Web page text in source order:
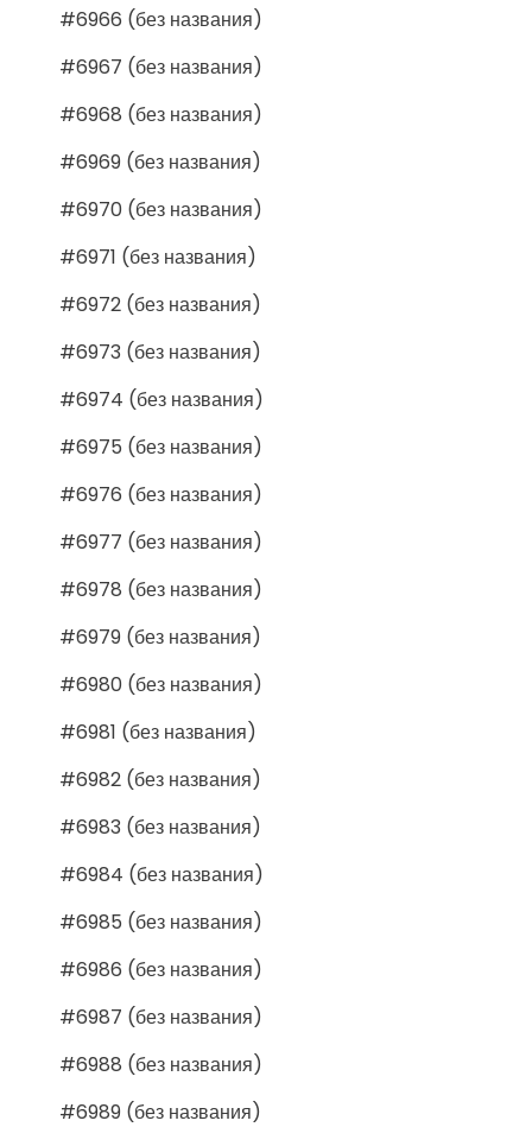
#6966 (без названия)
#6967 (без названия)
#6968 (без названия)
#6969 (без названия)
#6970 (без названия)
#6971 (без названия)
#6972 (без названия)
#6973 (без названия)
#6974 (без названия)
#6975 (без названия)
#6976 (без названия)
#6977 (без названия)
#6978 (без названия)
#6979 (без названия)
#6980 (без названия)
#6981 (без названия)
#6982 (без названия)
#6983 (без названия)
#6984 (без названия)
#6985 (без названия)
#6986 (без названия)
#6987 (без названия)
#6988 (без названия)
#6989 (без названия)